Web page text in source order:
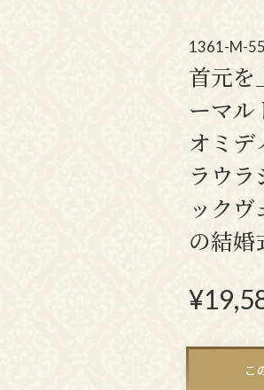
1361-M-
首元を
ーマル
オミデ
ラウ
ック
の結婚
¥
こ